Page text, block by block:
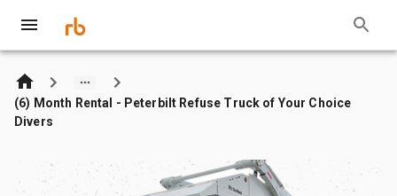
(6) Month Rental - Peterbilt Refuse Truck of Your Choice
Divers